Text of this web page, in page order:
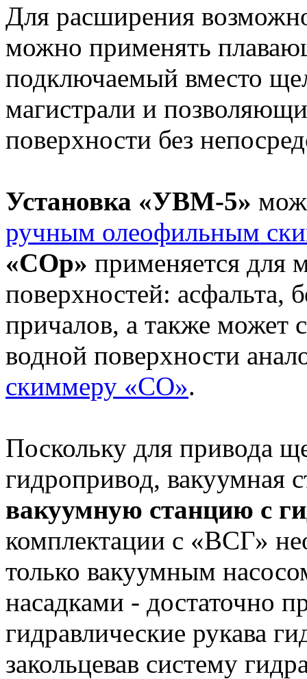
Для расширения
можно применять
подключаемый вместо
магистрали и
поверхности без
Установка «УВМ-5»
ручным олеофильным
«СОр» применяется для
поверхностей: асфальта,
причалов, а также может
водной поверхности
скиммеру «СО».
Поскольку для привода
гидропривод, вакуумная
вакуумную станцию с
комплектации с «ВСГ»
только вакуумным
насадками - достаточно
гидравлические рукава
закольцевав систему